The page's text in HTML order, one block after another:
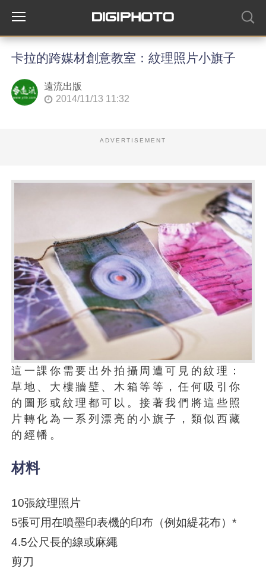
卡拉的跨媒材創意教室：紋理照片小旗子
遠流出版
2014/11/13 11:32
ADVERTISEMENT
這一課你需要出外拍攝周遭可見的紋理：
草地、大樓牆壁、木箱等等，任何吸引你
的圖形或紋理都可以。接著我們將這些照
片轉化為一系列漂亮的小旗子，類似西藏
的經幡。
材料
10張紋理照片
5張可用在噴墨印表機的印布（例如緹花布）*
4.5公尺長的線或麻繩
剪刀